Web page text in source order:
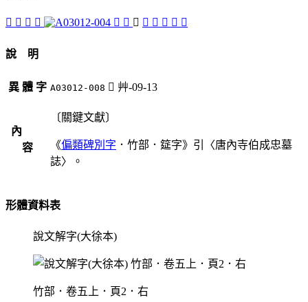
󴓂 󴓅 󴓃 󴓄 󴓀 󴒻 󴓁 󴒿 󴒾 󴒼 󴒽 󴓆
說 明
異 體 字 A03012-008 󴓁 艸-09-13
內
容
〔關鍵文獻〕
《偏類碑別字 ．竹部．筵字》引〈唐內寺伯成忠墓
誌〉。
形體資料表
說文解字(大徐本)
竹部．卷五上．頁2．右